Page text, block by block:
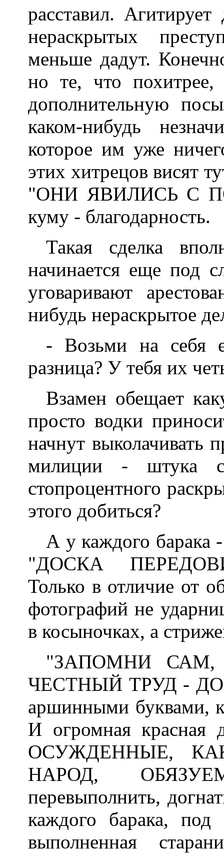
расставил. Агитирует
нераскрытых
меньше дадут.
но те, что похитрее,
дополнительную
каком-нибудь
которое им уже
этих хитрецов висят
"ОНИ ЯВИЛИСЬ С
куму - благодарность.
Такая сделка
начинается еще под
уговаривают
нибудь нераскрытое
- Возьми на себя
разница? У тебя их
Взамен обещает
просто водки
начнут выколачивать
милиции - штука
стопроцентного
этого добиться?
А у каждого барака
"ДОСКА
Только в отличие от
фотографий не
в косыночках, а
"ЗАПОМНИ
ЧЕСТНЫЙ ТРУД -
аршинными буквами,
И огромная
ОСУЖДЕННЫЕ,
НАРОД,
перевыполнить,
каждого барака, под
выполненная